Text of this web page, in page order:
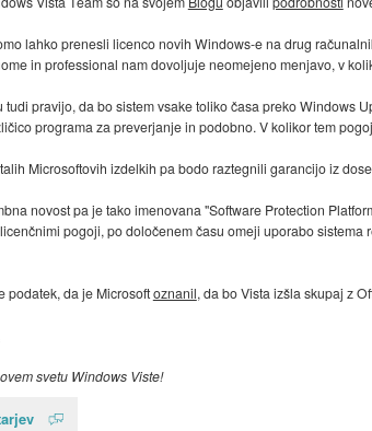
lahko prenesli licenco novih Windows-e na drug
in professional nam dovoljuje neomejeno menjavo, v
tudi pravijo, da bo sistem vsake toliko časa preko Windows
programa za preverjanje in podobno. V kolikor tem
Microsoftovih izdelkih pa bodo raztegnili garancijo iz
novost pa je tako imenovana "Software Protection
pogoji, po določenem času omeji uporabo
podatek, da je Microsoftoznanil, da bo Vista izšla skupaj z
svetu Windows Viste!